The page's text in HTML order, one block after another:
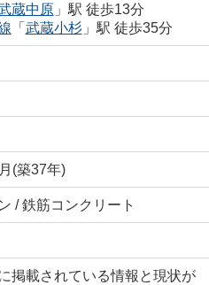
蔵中原」駅 徒歩13分
「 武蔵小杉」駅 徒歩35分
(築37年)
/ 鉄筋コンクリート
掲載されている情報と現状が